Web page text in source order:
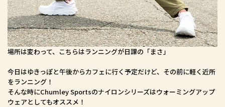
場所は変わって、こちらはランニングが日課の「まさ」
今日はゆきっぽと午後からカフェに行く予定だけど、その前に軽く近所
をランニング！
そんな時にChumley Sportsのナイロンシリーズはウォーミングアップ
ウェアとしてもオススメ！